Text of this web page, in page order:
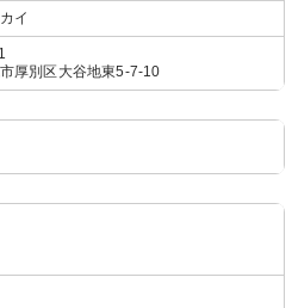
イ
厚別区大谷地東5-7-10